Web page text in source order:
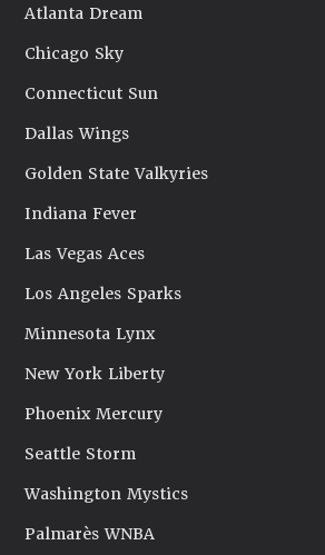
Atlanta Dream
Chicago Sky
Connecticut Sun
Dallas Wings
Golden State Valkyries
Indiana Fever
Las Vegas Aces
Los Angeles Sparks
Minnesota Lynx
New York Liberty
Phoenix Mercury
Seattle Storm
Washington Mystics
Palmarès WNBA